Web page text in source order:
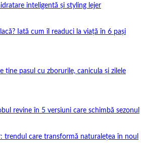
inteligentă și styling lejer
Iată cum îl readuci la viață în 6 pași
ține pasul cu zborurile, canicula și zilele
revine în 5 versiuni care schimbă sezonul
trendul care transformă naturalețea în noul